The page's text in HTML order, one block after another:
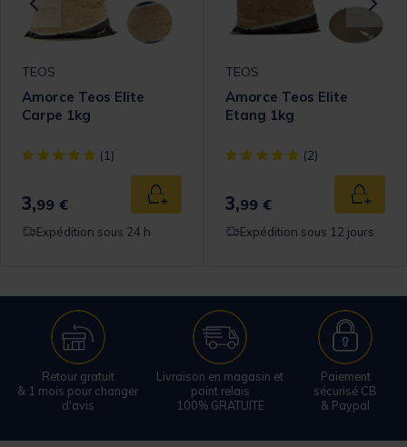
Rating
panier
TEOS
Amorce Teos Elite
Carpe 1kg
[object Object] out of 5 Customer Rating
(1)
3,99 € Ajouter au panier
Expédition sous 24 h
TEOS
Amorce Teos Elite
Etang 1kg
[object Object] out of 5
(2)
3,99 €
Expédition sous 12 jours
Retour gratuit
& 1 mois pour changer
d'avis
Livraison en magasin et
point relais
100% GRATUITE
Paiement
sécurisé CB
& Paypal